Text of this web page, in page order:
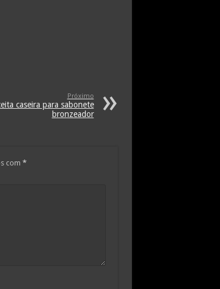
Próximo
caseira para sabonete
bronzeador
com *